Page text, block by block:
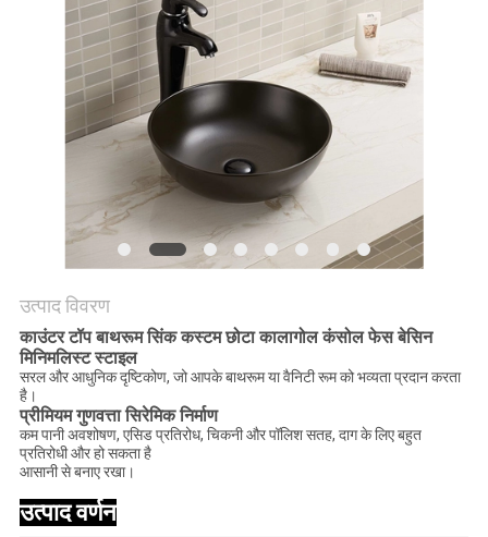
उत्पाद विवरण
काउंटर टॉप बाथरूम सिंक कस्टम छोटा कालागोल कंसोल फेस बेसिन
मिनिमलिस्ट स्टाइल
सरल और आधुनिक दृष्टिकोण, जो आपके बाथरूम या वैनिटी रूम को भव्यता प्रदान करता
है।
प्रीमियम गुणवत्ता सिरेमिक निर्माण
कम पानी अवशोषण, एसिड प्रतिरोध, चिकनी और पॉलिश सतह, दाग के लिए बहुत
प्रतिरोधी और हो सकता है
आसानी से बनाए रखा।
उत्पाद वर्णन